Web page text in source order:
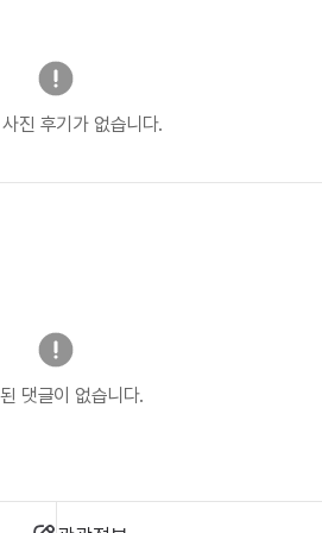
진 후기가 없습니다.
댓글이 없습니다.